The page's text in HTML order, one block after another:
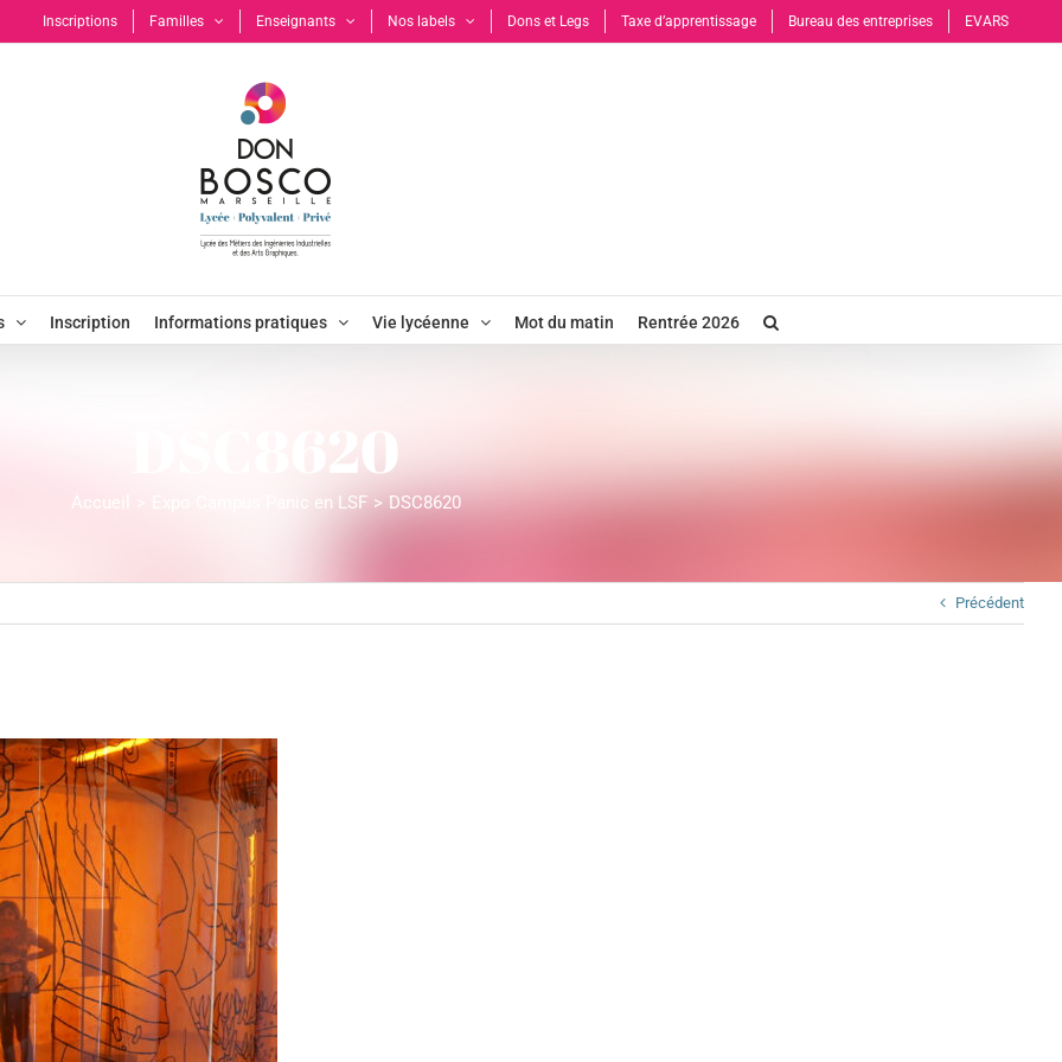
Inscriptions Familles Enseignants Nos labels Dons et Legs Taxe d’apprentissage Bureau des entreprises EVARS
Inscription Informations pratiques Vie lycéenne Mot du matin Rentrée 2026
DSC8620
Accueil Expo Campus Panic en LSF DSC8620
Précédent